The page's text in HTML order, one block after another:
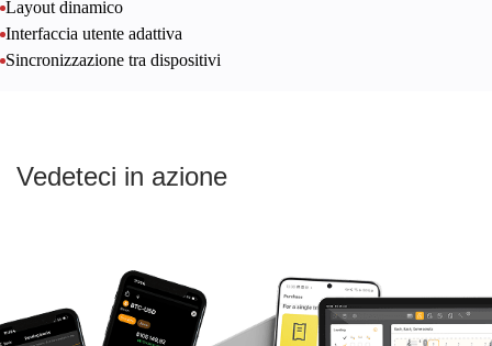
Layout dinamico
Interfaccia utente adattiva
Sincronizzazione tra dispositivi
Vedeteci in azione